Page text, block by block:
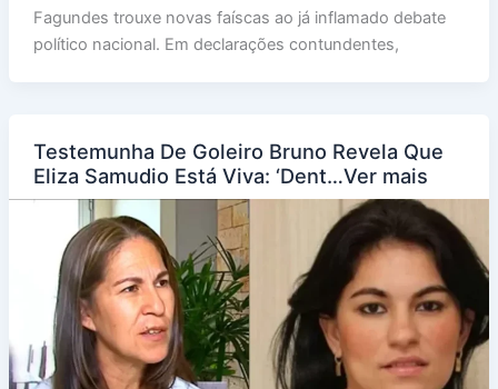
Fagundes trouxe novas faíscas ao já inflamado debate
político nacional. Em declarações contundentes,
Testemunha De Goleiro Bruno Revela Que
Eliza Samudio Está Viva: ‘Dent…Ver mais